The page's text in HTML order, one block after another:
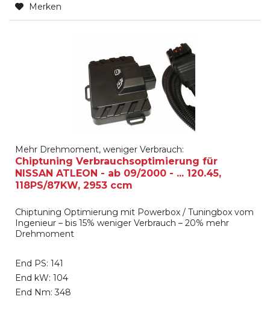
Merken
Mehr Drehmoment, weniger Verbrauch:
Chiptuning Verbrauchsoptimierung für
NISSAN ATLEON - ab 09/2000 - ... 120.45,
118PS/87KW, 2953 ccm
Chiptuning Optimierung mit Powerbox / Tuningbox vom
Ingenieur – bis 15% weniger Verbrauch – 20% mehr
Drehmoment
End PS: 141
End kW: 104
End Nm: 348